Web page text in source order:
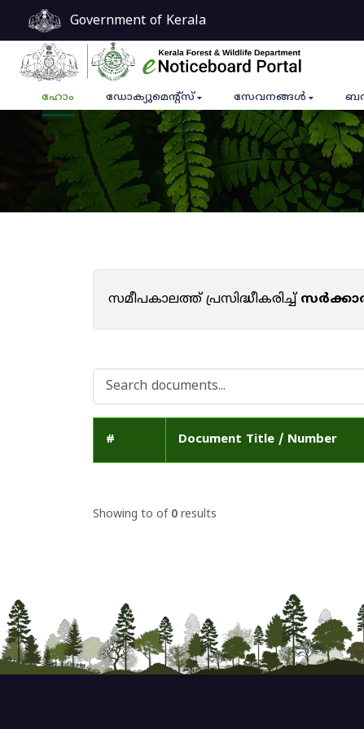
Government of Kerala
ഹോം ഡോക്യുമെൻ്റ്സ് സേവനങ്ങൾ
സമീപകാലത്ത് പ്രസിദ്ധീകരിച്ച്
# Document Title / Number
Showing to of 0 results